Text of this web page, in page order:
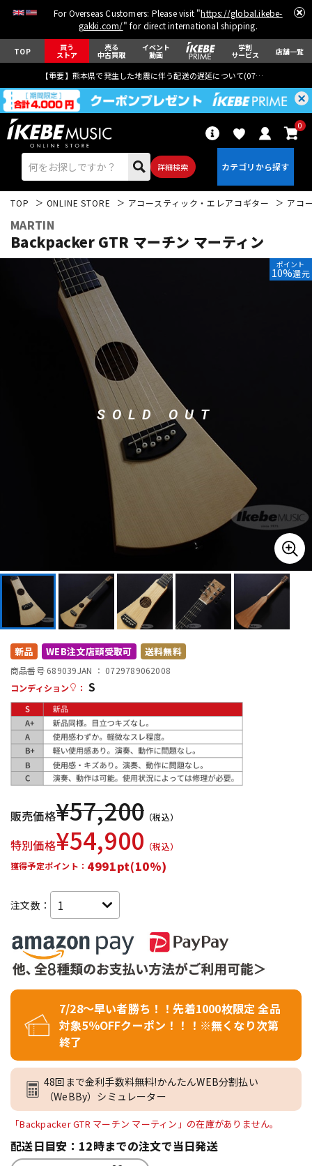
For Overseas Customers: Please visit "https://global.ikebe-
gakki.com/" for direct international shipping.
TOP 買う
ストア
売る
中古買取
イベント
動画
学割
サービス 店舗一覧
【重要】熊本県で発生した地震に伴う配送の遅延について(07月29日
詳細検索
0
エレキギター
ベース
電子ピアノ
エフェクター
DTM
配信/ライブ機器
中古
TOP ONLINE STORE アコースティック・エレアコギター アコ
MARTIN
Backpacker GTR マーチン マーティン
SOLD OUT
ポイント
10%還元
新品 WEB注文店頭受取可 送料無料
商品番号 689039JAN ： 0729789062008
コンディション
： S
販売価格¥57,200 （税込）
特別価格¥54,900 （税込）
獲得予定ポイント： 4991pt(10%)
注文数：
7/28～早い者勝ち！！先着1000枚限定 全品
対象5％OFFクーポン！！！※無くなり次第
終了
48回まで金利手数料無料!かんたんWEB分割払い
（WeBBy）シミュレーター
「Backpacker GTR マーチン マーティン」の在庫がありません。
配送日目安：12時までの注文で当日発送